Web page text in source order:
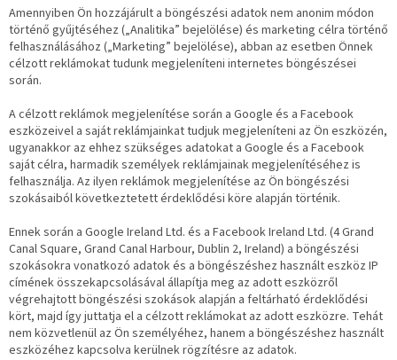
Amennyiben Ön hozzájárult a böngészési adatok nem anonim módon
történő gyűjtéséhez („Analitika” bejelölése) és marketing célra történő
felhasználásához („Marketing” bejelölése), abban az esetben Önnek
célzott reklámokat tudunk megjeleníteni internetes böngészései
során.
A célzott reklámok megjelenítése során a Google és a Facebook
eszközeivel a saját reklámjainkat tudjuk megjeleníteni az Ön eszközén,
ugyanakkor az ehhez szükséges adatokat a Google és a Facebook
saját célra, harmadik személyek reklámjainak megjelenítéséhez is
felhasználja. Az ilyen reklámok megjelenítése az Ön böngészési
szokásaiból következtetett érdeklődési köre alapján történik.
Ennek során a Google Ireland Ltd. és a Facebook Ireland Ltd. (4 Grand
Canal Square, Grand Canal Harbour, Dublin 2, Ireland) a böngészési
szokásokra vonatkozó adatok és a böngészéshez használt eszköz IP
címének összekapcsolásával állapítja meg az adott eszközről
végrehajtott böngészési szokások alapján a feltárható érdeklődési
kört, majd így juttatja el a célzott reklámokat az adott eszközre. Tehát
nem közvetlenül az Ön személyéhez, hanem a böngészéshez használt
eszközéhez kapcsolva kerülnek rögzítésre az adatok.